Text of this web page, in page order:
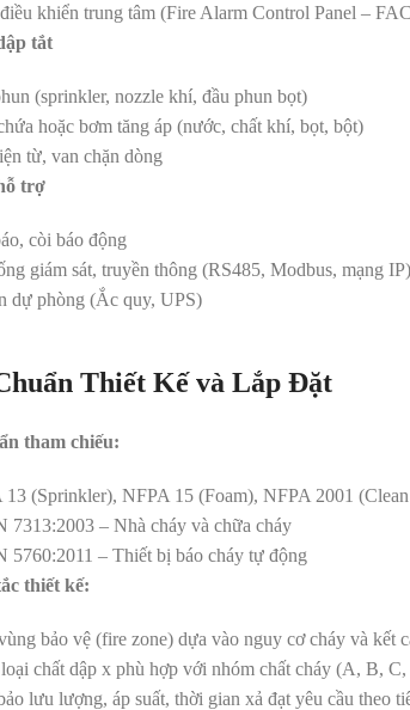
khiển trung tâm (Fire Alarm Control Panel –
tắt
(sprinkler, nozzle khí, đầu phun bọt)
hoặc bơm tăng áp (nước, chất khí, bọt, bột)
từ, van chặn dòng
trợ
còi báo động
giám sát, truyền thông (RS485, Modbus, mạng IP)
dự phòng (Ắc quy, UPS)
Thiết Kế và Lắp Đặt
tham chiếu:
13 (Sprinkler), NFPA 15 (Foam), NFPA 2001
7313:2003 – Nhà cháy và chữa cháy
5760:2011 – Thiết bị báo cháy tự động
thiết kế:
bảo vệ (fire zone) dựa vào nguy cơ cháy và kết
chất dập x phù hợp với nhóm chất cháy (A, B,
lưu lượng, áp suất, thời gian xả đạt yêu cầu theo